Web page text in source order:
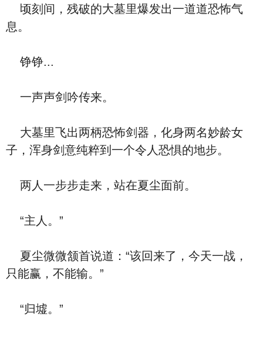
顷刻间，残破的大墓里爆发出一道道恐怖气
息。
铮铮...
一声声剑吟传来。
大墓里飞出两柄恐怖剑器，化身两名妙龄女
子，浑身剑意纯粹到一个令人恐惧的地步。
两人一步步走来，站在夏尘面前。
“主人。”
夏尘微微颔首说道：“该回来了，今天一战，
只能赢，不能输。”
“归墟。”